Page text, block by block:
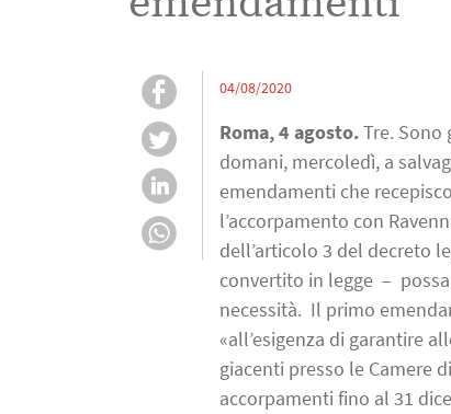
04/08/2020
Roma, 4 agosto.Tre. Sono
domani, mercoledì, a
emendamenti che
l’accorpamento con
dell’articolo 3 del decreto
convertito in legge –
necessità. Il primo
«all’esigenza di garantire
giacenti presso le Camere
accorpamenti fino al 31